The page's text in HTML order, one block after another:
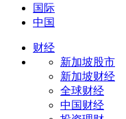
国际
中国
财经
新加坡股市
新加坡财经
全球财经
中国财经